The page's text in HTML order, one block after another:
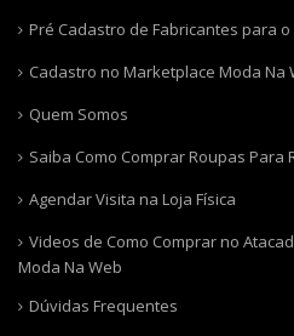
Pré Cadastro de Fabricantes para
Cadastro no Marketplace Moda Na
Quem Somos
Saiba Como Comprar Roupas Para
Agendar Visita na Loja Física
Videos de Como Comprar no
Moda Na Web
Dúvidas Frequentes